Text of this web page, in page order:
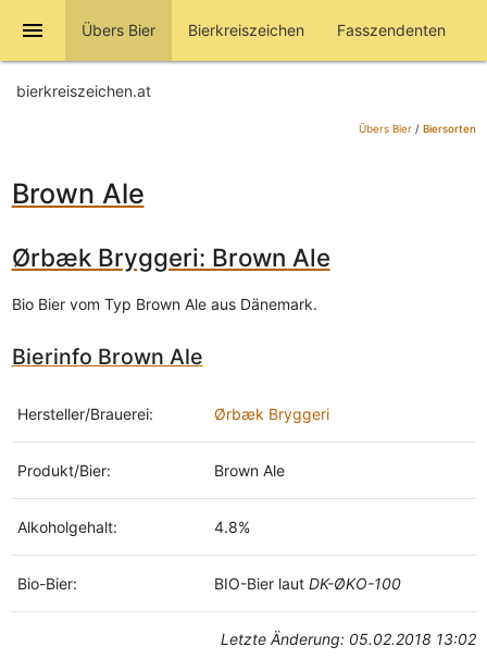
menu Übers Bier Bierkreiszeichen Fasszendenten
bierkreiszeichen.at
Übers Bier/ Biersorten
Brown Ale
Ørbæk Bryggeri: Brown Ale
Bio Bier vom Typ Brown Ale aus Dänemark.
Bierinfo Brown Ale
Hersteller/Brauerei: Ørbæk Bryggeri
Produkt/Bier: Brown Ale
Alkoholgehalt: 4.8%
Bio-Bier: BIO-Bier laut DK-ØKO-100
Letzte Änderung: 05.02.2018 13:02